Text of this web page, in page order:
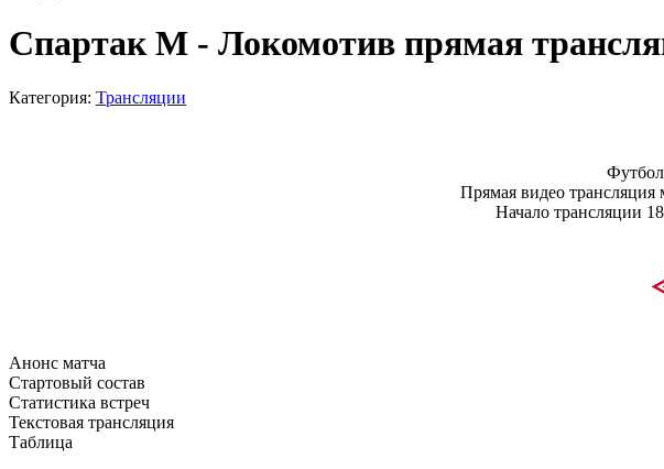
Спартак М - Локомотив прямая
Категория: Трансляции
Прямая видео
Начало трансляции
Анонс матча
Стартовый состав
Статистика встреч
Текстовая трансляция
Таблица